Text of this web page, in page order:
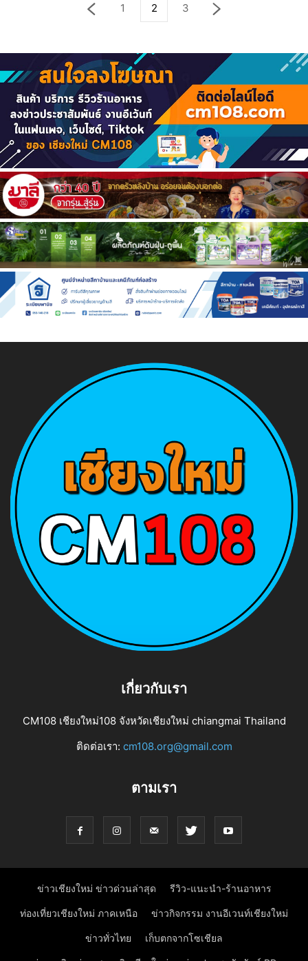
1 2 3
เกี่ยวกับเรา
CM108 เชียงใหม่108 จังหวัดเชียงใหม่ chiangmai Thailand
ติดต่อเรา: cm108.org@gmail.com
ตามเรา
ข่าวเชียงใหม่ ข่าวด่วนล่าสุด รีวิว-แนะนำ-ร้านอาหาร
ท่องเที่ยวเชียงใหม่ ภาคเหนือ ข่าวกิจกรรม งานอีเวนท์เชียงใหม่
ข่าวทั่วไทย เก็บตกจากโซเชียล